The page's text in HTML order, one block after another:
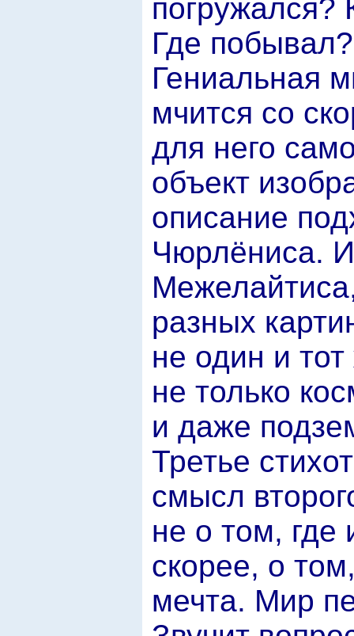
погружался?
Где
Гениальная
мчится со
для него
объект
описание
Чюрлёниса.
разных
не один и
не только
и даже
Третье
смысл
не о том, где
скорее, о
мечта. Мир